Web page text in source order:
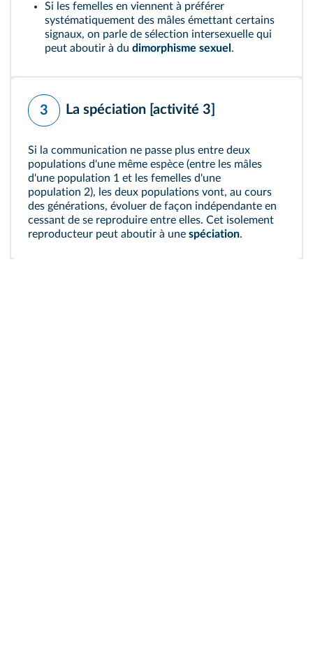
Si les femelles en viennent à préférer
systématiquement des mâles émettant certains
signaux, on parle de sélection intersexuelle qui
peut aboutir à du dimorphisme sexuel .
3 La spéciation [activité 3]
Si la communication ne passe plus entre deux
populations d'une même espèce (entre les mâles
d'une population 1 et les femelles d'une
population 2), les deux populations vont, au cours
des générations, évoluer de façon indépendante en
cessant de se reproduire entre elles. Cet isolement
reproducteur peut aboutir à une spéciation.